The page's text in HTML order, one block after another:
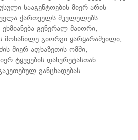
სააგენტოების მიერ არის
ქართველს მკვლელებს
გენერალ-მაიორი,
მონაწილე გიორგი ყარყარაშვილი,
მიერ აფხაზეთის ომში,
ტყვეების დახვრეტასთან
განცხადებას.